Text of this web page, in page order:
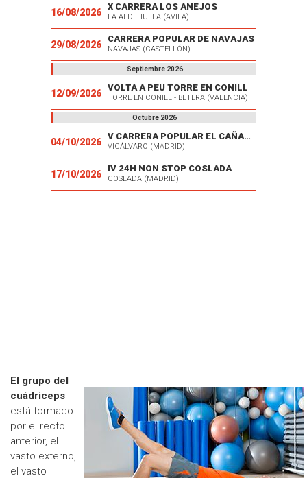
16/08/2026
X CARRERA LOS ANEJOS
LA ALDEHUELA (AVILA)
29/08/2026
CARRERA POPULAR DE NAVAJAS
NAVAJAS (CASTELLÓN)
Septiembre 2026
12/09/2026
VOLTA A PEU TORRE EN CONILL
TORRE EN CONILL - BETERA (VALENCIA)
Octubre 2026
04/10/2026
V CARRERA POPULAR EL CAÑAVERAL
VICÁLVARO (MADRID)
17/10/2026
IV 24H NON STOP COSLADA
COSLADA (MADRID)
El grupo del
cuádriceps
está formado
por el recto
anterior, el
vasto externo,
el vasto